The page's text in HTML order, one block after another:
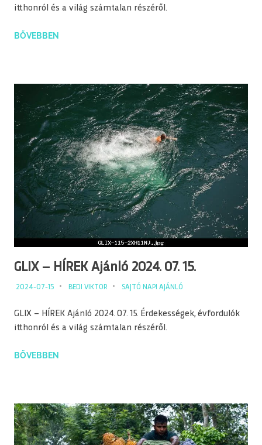
itthonról és a világ számtalan részéről.
BŐVEBBEN
GLIX – HÍREK Ajánló 2024. 07. 15.
2024-07-15 BEDI VIKTOR SAJTÓ NAPI AJÁNLÓ
GLIX – HÍREK Ajánló 2024. 07. 15. Érdekességek, évfordulók
itthonról és a világ számtalan részéről.
BŐVEBBEN